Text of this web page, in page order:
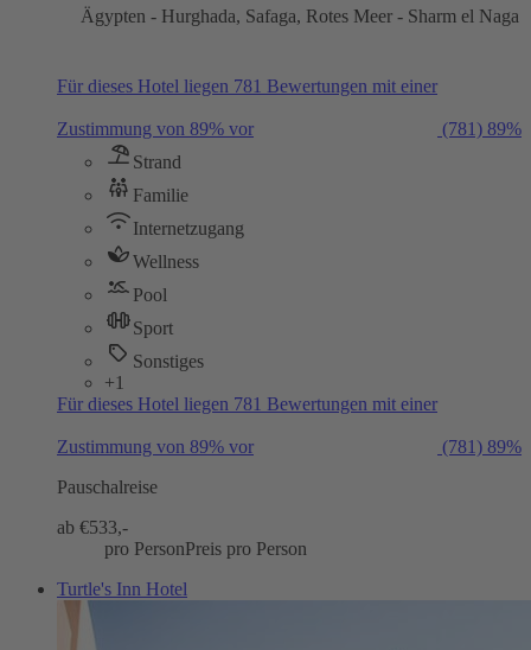
Ägypten - Hurghada, Safaga, Rotes Meer - Sharm el Naga
Für dieses Hotel liegen 781 Bewertungen mit einer
Zustimmung von 89% vor (781) 89%
Strand
Familie
Internetzugang
Wellness
Pool
Sport
Sonstiges
+1
Für dieses Hotel liegen 781 Bewertungen mit einer
Zustimmung von 89% vor (781) 89%
Pauschalreise
ab €533,-
pro PersonPreis pro Person
Turtle's Inn Hotel